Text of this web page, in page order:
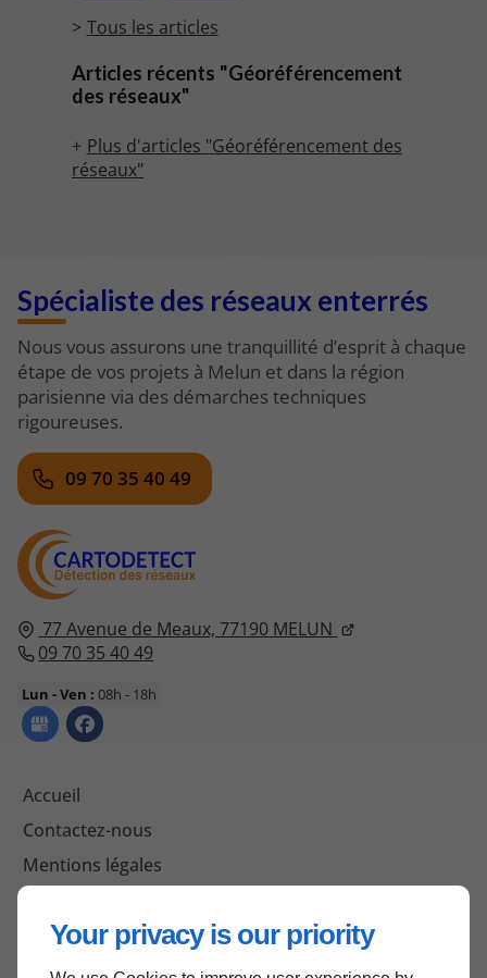
Your privacy is our priority
Tous les articles
Articles récents "Géoréférencement
des réseaux"
Plus d'articles "Géoréférencement des
réseaux"
77 Avenue de Meaux, 77190 MELUN
09 70 35 40 49
Lun - Ven : 08h - 18h
Accueil
Contactez-nous
Mentions légales
Spécialiste des réseaux enterrés
Nous vous assurons une tranquillité d’esprit à chaque
étape de vos projets à Melun et dans la région
parisienne via des démarches techniques
rigoureuses.
09 70 35 40 49